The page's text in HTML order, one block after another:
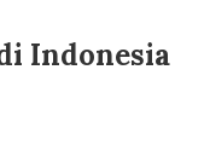
Indonesia